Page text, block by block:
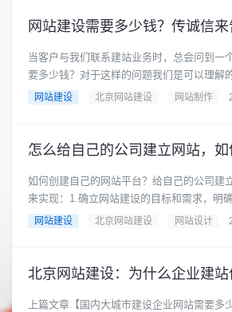
网站建设需要多少钱？传诚信
当客户与我们联系建站业务时，总会问到一
要多少钱？对于这样的问题我们是可以理解
问题也并不简单。因为网站......
网站建设 北京网站建设 网站制作
如何创建自己的网站平台？给自己的公司建
来实现：1.确立网站建设的目标和需求，明
容、针对什么受众等。......
网站建设 北京网站建设 网站设计
上篇文章【国内大城市建设企业网站需要多